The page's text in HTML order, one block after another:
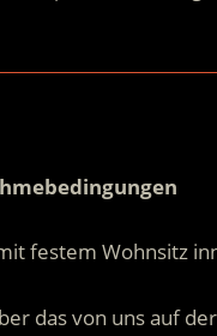
festem Wohnsitz
das von uns auf